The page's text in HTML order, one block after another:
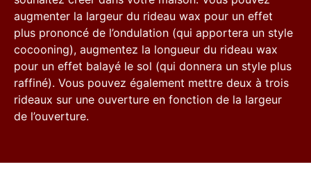
augmenter la largeur du rideau wax pour un effet
plus prononcé de l’ondulation (qui apportera un style
cocooning), augmentez la longueur du rideau wax
pour un effet balayé le sol (qui donnera un style plus
raffiné). Vous pouvez également mettre deux à trois
rideaux sur une ouverture en fonction de la largeur
de l’ouverture.